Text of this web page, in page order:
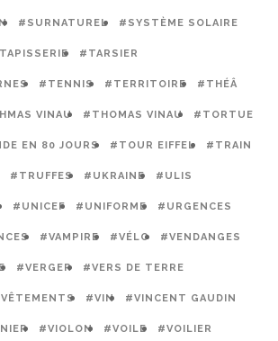
#SURNATUREL #SYSTÈME SOLAIRE
#TARSIER
#TENNIS #TERRITOIRE #THÉÂ
VINAU #THOMAS VINAU #TORTUE
EN 80 JOURS #TOUR EIFFEL #TRAIN
#TRUFFES #UKRAINE #ULIS
#UNICEF #UNIFORME #URGENCES
#VAMPIRE #VÉLO #VENDANGES
#VERGER #VERS DE TERRE
#VIN #VINCENT GAUDIN
#VIOLON #VOILE #VOILIER